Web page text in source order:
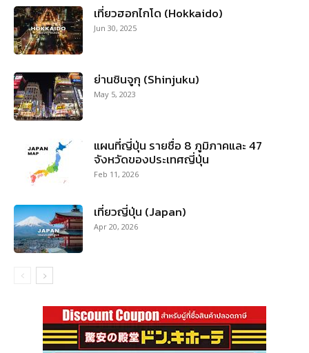
เที่ยวฮอกไกโด (Hokkaido)
Jun 30, 2025
ย่านชินจูกุ (Shinjuku)
May 5, 2023
แผนที่ญี่ปุ่น รายชื่อ 8 ภูมิภาคและ 47
จังหวัดของประเทศญี่ปุ่น
Feb 11, 2026
เที่ยวญี่ปุ่น (Japan)
Apr 20, 2026